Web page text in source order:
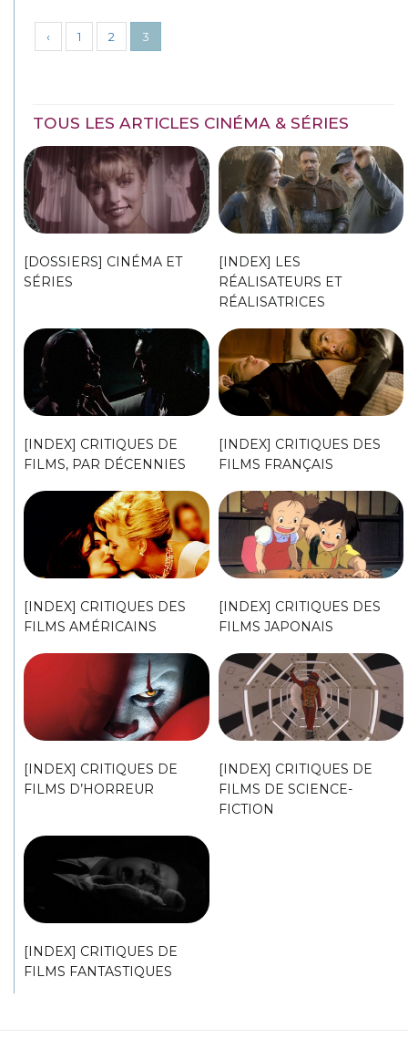
‹ 1 2 3
TOUS LES ARTICLES CINÉMA & SÉRIES
[DOSSIERS] CINÉMA ET
SÉRIES
[INDEX] LES
RÉALISATEURS ET
RÉALISATRICES
[INDEX] CRITIQUES DE
FILMS, PAR DÉCENNIES
[INDEX] CRITIQUES DES
FILMS FRANÇAIS
[INDEX] CRITIQUES DES
FILMS AMÉRICAINS
[INDEX] CRITIQUES DES
FILMS JAPONAIS
[INDEX] CRITIQUES DE
FILMS D’HORREUR
[INDEX] CRITIQUES DE
FILMS DE SCIENCE-
FICTION
[INDEX] CRITIQUES DE
FILMS FANTASTIQUES